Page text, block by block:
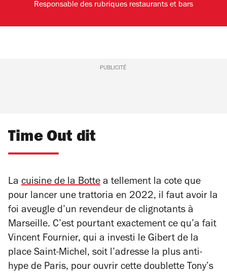
Responsable des rubriques restaurants et bars
PUBLICITÉ
Time Out dit
La cuisine de la Botte a tellement la cote que
pour lancer une trattoria en 2022, il faut avoir la
foi aveugle d’un revendeur de clignotants à
Marseille. C’est pourtant exactement ce qu’a fait
Vincent Fournier, qui a investi le Gibert de la
place Saint-Michel, soit l’adresse la plus anti-
hype de Paris, pour ouvrir cette doublette Tony’s